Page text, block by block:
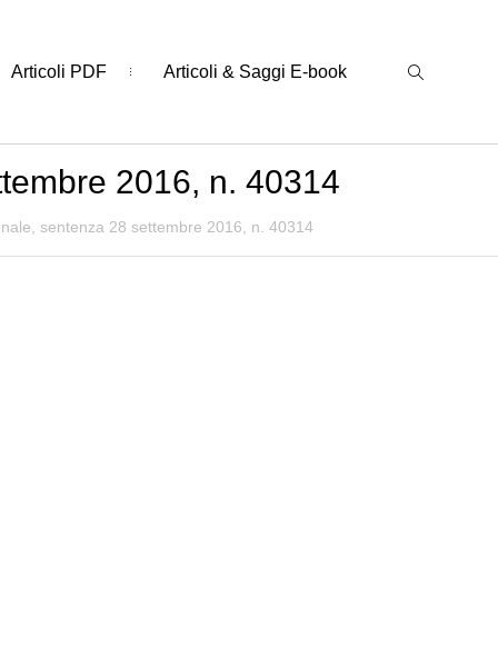
Articoli PDF Articoli & Saggi E-book
2016, n. 40314
sentenza 28 settembre 2016, n. 40314